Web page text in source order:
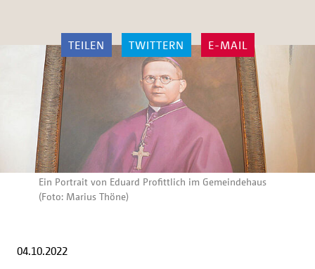
TEILEN TWITTERN E-MAIL
Ein Portrait von Eduard Profittlich im Gemeindehaus
(Foto: Marius Thöne)
04.10.2022